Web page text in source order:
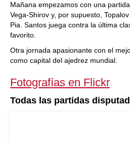
Mañana empezamos con una
Vega-Shirov y, por supuesto,
Pia. Santos juega contra la última
favorito.
Otra jornada apasionante con el
como capital del ajedrez mundial.
Fotografías en Flickr
Todas las partidas